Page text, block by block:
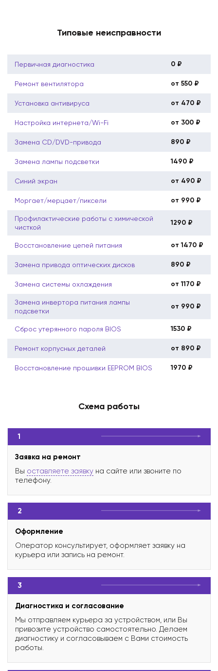
Типовые неисправности
Первичная диагностика 0 ₽
Ремонт вентилятора от 550 ₽
Установка антивируса от 470 ₽
Настройка интернета/Wi-Fi от 300 ₽
Замена CD/DVD-привода 890 ₽
Замена лампы подсветки 1490 ₽
Синий экран от 490 ₽
Моргает/мерцает/пиксели от 990 ₽
Профилактические работы с химической
чисткой
1290 ₽
Восстановление цепей питания от 1470 ₽
Замена привода оптических дисков 890 ₽
Замена системы охлаждения от 1170 ₽
Замена инвертора питания лампы
подсветки
от 990 ₽
Сброс утерянного пароля BIOS 1530 ₽
Ремонт корпусных деталей от 890 ₽
Восстановление прошивки EEPROM BIOS 1970 ₽
Схема работы
1
Заявка на ремонт
Вы оставляете заявку на сайте или звоните по
телефону.
2
Оформление
Оператор консультирует, оформляет заявку на
курьера или запись на ремонт.
3
Диагностика и согласование
Мы отправляем курьера за устройством, или Вы
привозите устройство самостоятельно. Делаем
диагностику и согласовываем с Вами стоимость
работы.